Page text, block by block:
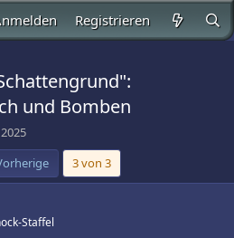
Registrieren
und Bomben
3 von 3
Staffel